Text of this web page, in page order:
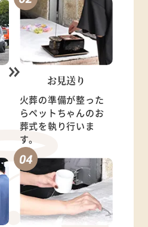
お見送り
火葬の準備が整った
らペットちゃんのお
葬式を執り行いま
す。